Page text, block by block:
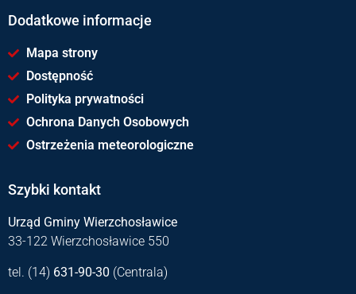
Dodatkowe informacje
Mapa strony
Dostępność
Polityka prywatności
Ochrona Danych Osobowych
Ostrzeżenia meteorologiczne
Szybki kontakt
Urząd Gminy Wierzchosławice
33-122 Wierzchosławice 550
tel. (14) 631-90-30 (Centrala)